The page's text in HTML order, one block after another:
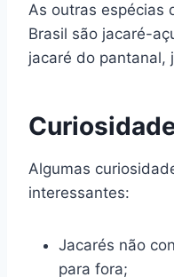
As outras espécias
Brasil são jacaré-
jacaré do pantanal,
Algumas
interessantes:
Jacarés não
para fora;